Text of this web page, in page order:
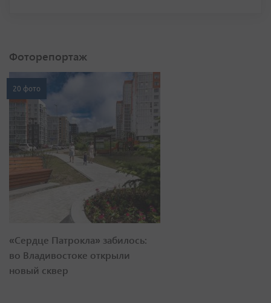
Фоторепортаж
20 фото
«Сердце Патрокла» забилось:
во Владивостоке открыли
новый сквер